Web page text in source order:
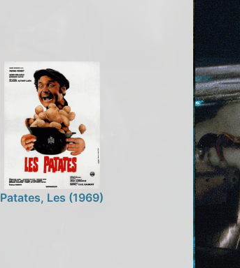
Patates, Les (1969)